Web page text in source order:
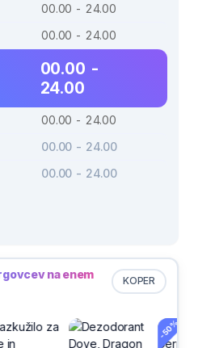
00.00 - 24.00
00.00 - 24.00
00.00 -
24.00
00.00 - 24.00
00.00 - 24.00
00.00 - 24.00
KOPER
na enem
-50%